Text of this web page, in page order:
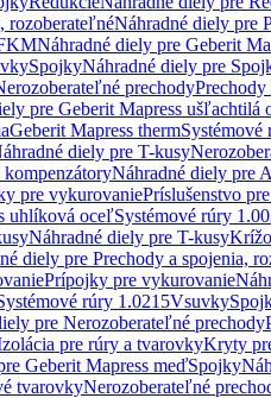
rozoberateľnéNáhradné diely pre
Náhradné diely pre Geberit
SpojkyNáhradné diely pre
prechodyPrechody
pre Geberit Mapress ušľachtilá
Geberit Mapress thermSystémové
diely pre T-kusy
Náhradné diely pre
pre vykurovaniePríslušenstvo
uhlíková oceľSystémové rúry
Náhradné diely pre T-kusy
diely pre Prechody a spojenia,
Prípojky pre vykurovanie
rúry 1.0215Vsuvky
pre Nerozoberateľné prechody
pre rúry a tvarovkyKryty
Geberit Mapress meďSpojky
tvarovkyNerozoberateľné